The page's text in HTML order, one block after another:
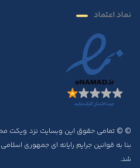
نماد اعتماد
© © تمامی حقوق این وبسایت نزد ویکت
شد.